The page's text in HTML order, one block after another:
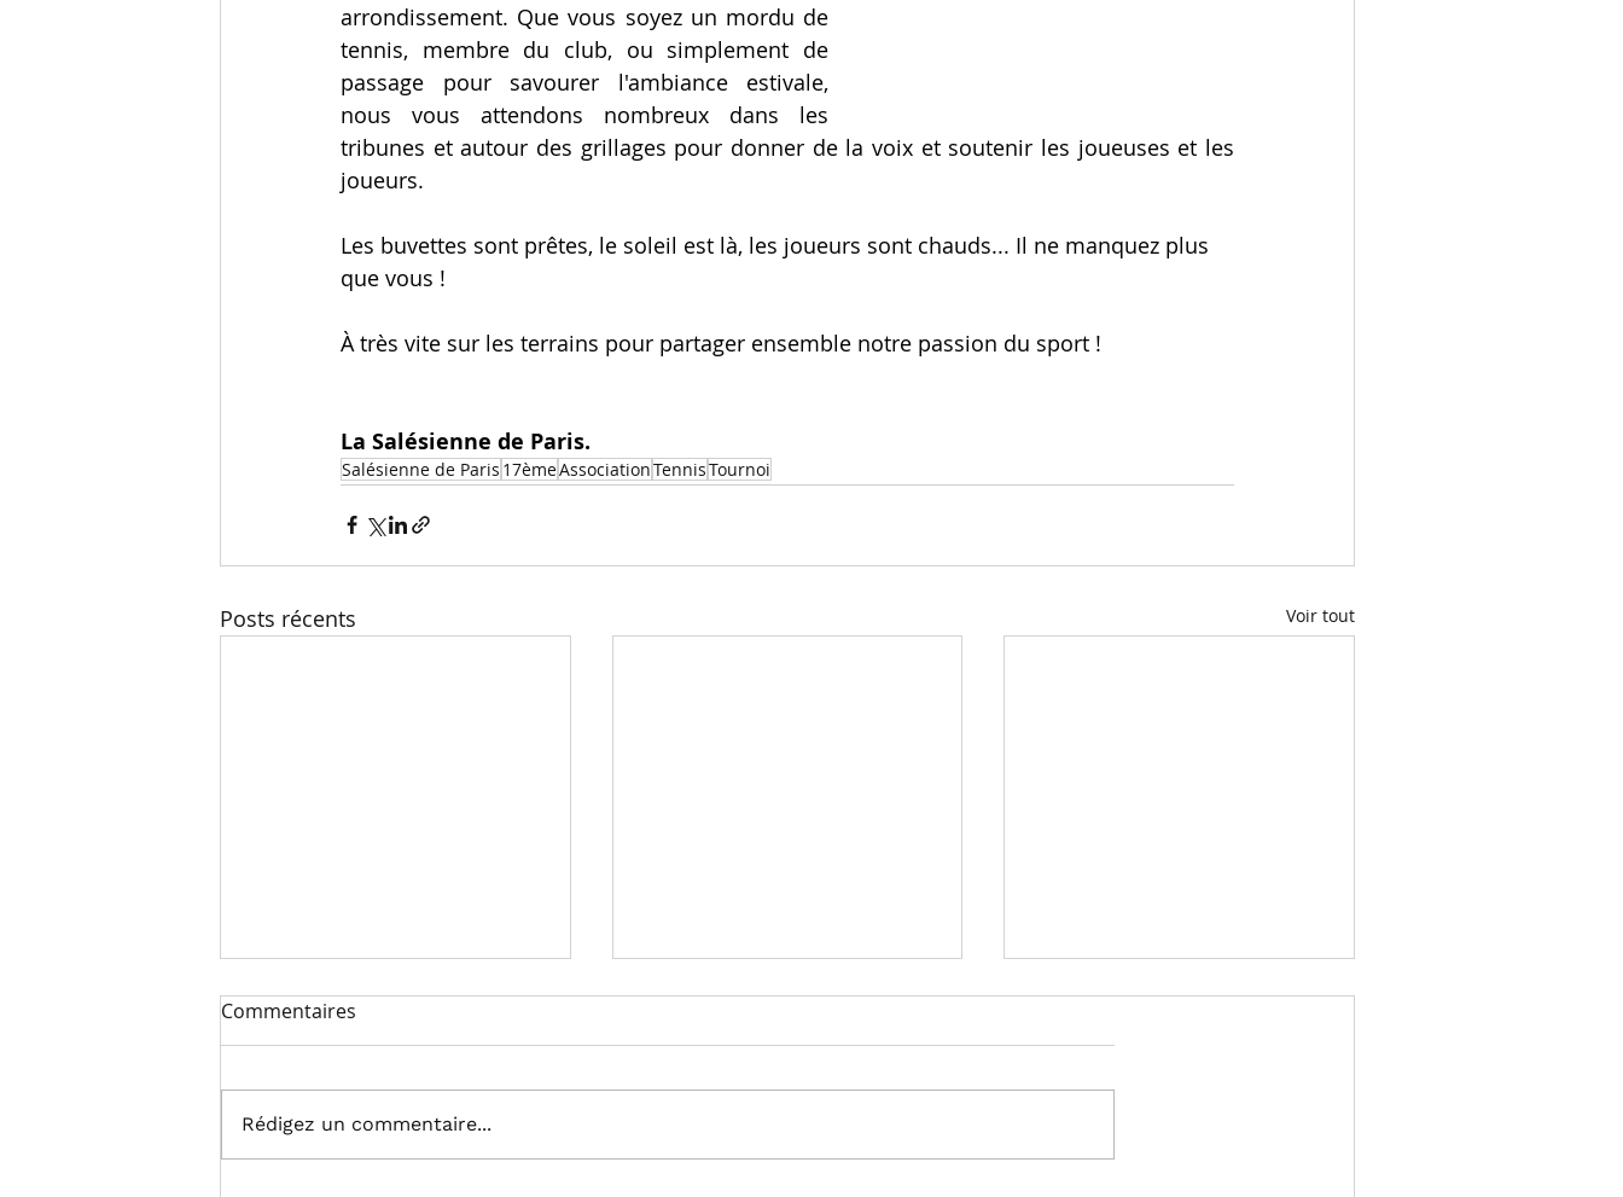
arrondissement. Que vous soyez un mordu de
tennis, membre du club, ou simplement de
passage pour savourer l'ambiance estivale,
nous vous attendons nombreux dans les
tribunes et autour des grillages pour donner de la voix et soutenir les joueuses et les
joueurs.
Les buvettes sont prêtes, le soleil est là, les joueurs sont chauds... Il ne manquez plus
que vous !
À très vite sur les terrains pour partager ensemble notre passion du sport !
La Salésienne de Paris.
Salésienne de Paris 17èmeAssociationTennisTournoi
Posts récents Voir tout
Commentaires
Rédigez un commentaire...